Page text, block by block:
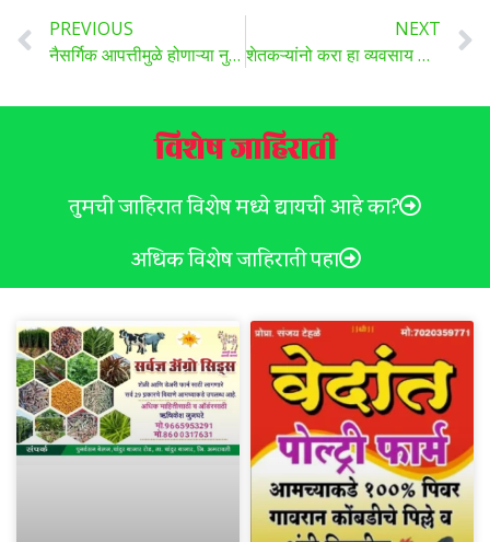
PREVIOUS
नैसर्गिक आपत्तीमुळे होणाऱ्या नुकसानीचे आता ई – पंचनामे होणार सर्वेक्षणासाठी उपग्रह आणि ड्रोनची मदत घेणार – मुख्यमंत्री शिंदे
NEXT
शेतकऱ्यांनो करा हा व्यवसाय सुरू, होईल लाखोंची कमाई वाचा सविस्तर …
विशेष जाहिराती
तुमची जाहिरात विशेष मध्ये द्यायची आहे का?
अधिक विशेष जाहिराती पहा